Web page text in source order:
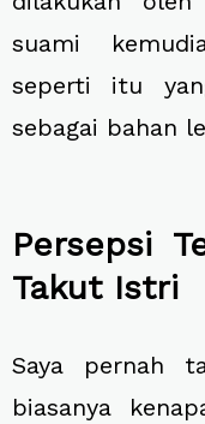
suami
seperti itu
sebagai bahan
Persepsi
Takut Istri
Saya pernah
biasanya